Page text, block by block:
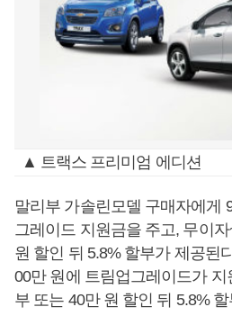
▲ 트랙스 프리미엄 에디션
말리부 가솔린모델 구매자에게
그레이드 지원금을 주고, 무이
원 할인 뒤 5.8% 할부가 제공된
00만 원에 트림업그레이드가
부 또는 40만 원 할인 뒤 5.8%